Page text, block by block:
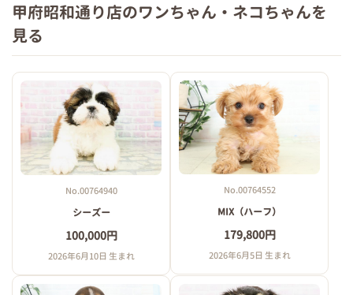
甲府昭和通り店のワンちゃん・ネコちゃんを
見る
No.00764940
シーズー
100,000円
2026年6月10日 生まれ
No.00764552
MIX（ハーフ）
179,800円
2026年6月5日 生まれ